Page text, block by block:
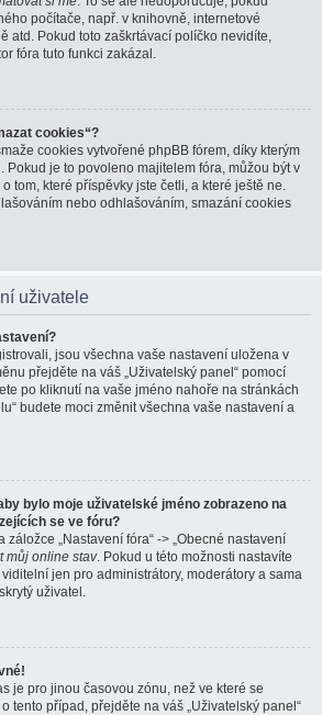
počítače, např. v knihovně, internetové
atd. Pokud toto zaškrtávací políčko nevidíte,
fóra tuto funkci zakázal.
cookies“?
cookies vytvořené phpBB fórem, díky kterým
Pokud je to povoleno majitelem fóra, můžou být v
tom, které příspěvky jste četli, a které ještě ne.
nebo odhlašováním, smazání cookies
uživatele
jsou všechna vaše nastavení uložena v
přejděte na váš „Uživatelský panel“ pomocí
po kliknutí na vaše jméno nahoře na stránkách
budete moci změnit všechna vaše nastavení a
bylo moje uživatelské jméno zobrazeno na
se ve fóru?
záložce „Nastavení fóra“ -> „Obecné nastavení
můj online stav. Pokud u této možnosti nastavíte
jen pro administrátory, moderátory a sama
uživatel.
je pro jinou časovou zónu, než ve které se
tento případ, přejděte na váš „Uživatelský panel“